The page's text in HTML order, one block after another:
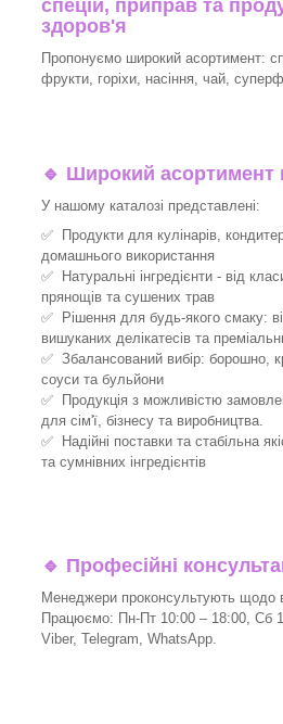
спецій, приправ та
здоров'я
Пропонуємо широкий асортимент:
фрукти, горіхи, насіння, чай,
🔹 Широкий асортимент
У нашому каталозі представлені:
✅ Продукти для кулінарів,
домашнього використання
✅ Натуральні інгредієнти - від
прянощів та сушених трав
✅ Рішення для будь-якого смаку:
вишуканих делікатесів та
✅ Збалансований вибір: борошно,
соуси та бульйони
✅ Продукція з можливістю
для сім'ї, бізнесу та виробництва.
✅ Надійні поставки та стабільна
та сумнівних інгредієнтів
🔹 Професійні
Менеджери проконсультують щодо
Працюємо: Пн-Пт 10:00 – 18:00, Сб
Viber, Telegram, WhatsApp.